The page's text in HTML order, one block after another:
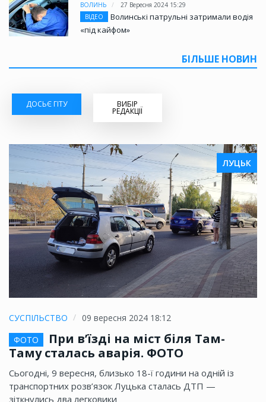
ВОЛИНЬ
27 Вересня 2024 15:29
ВІДЕО
Волинські патрульні затримали водія
«під кайфом»
БІЛЬШЕ НОВИН
ДОСЬЄ ГІТУ ВИБІР
РЕДАКЦІЇ
ЛУЦЬК
СУСПІЛЬСТВО
09 вересня 2024 18:12
ФОТО
При в’їзді на міст біля Там-
Таму сталась аварія. ФОТО
Сьогодні, 9 вересня, близько 18-ї години на одній із
транспортних розв’язок Луцька сталась ДТП —
зіткнулись два легковики